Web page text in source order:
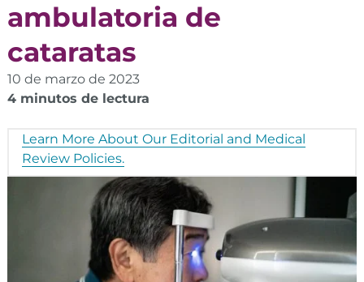
ambulatoria de
cataratas
10 de marzo de 2023
4 minutos de lectura
Learn More About Our Editorial and Medical
Review Policies.